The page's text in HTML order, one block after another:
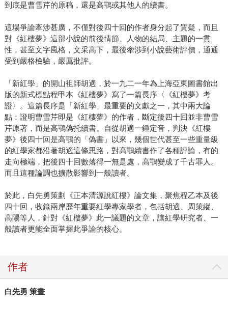
到底是曹雪芹的原稿，還是高鶚或其他人的續書。
這場爭論牽涉甚廣，不僅對後四十回的作者身分起了質疑，而且
對《紅樓夢》這部小說的前後情節、人物的結局、主題的一貫
性，甚至文字風格，文采高下，最後牽涉到小說藝術評價，通通
受到嚴格檢驗，嚴厲批評。
「新紅學」的開山袓師胡適，於一九二一年為上海亞東圖書館出
版的新式標點程甲本《紅樓夢》寫了一篇長序〈《紅樓夢》考
證〉。這篇長序是「新紅學」最重要的文獻之一，其中兩大論
點：證明曹雪芹即是《紅樓夢》的作者，斷定後四十回並非曹雪
芹原著，而是高鶚偽托續書。自從胡適一錘定音，判決《紅樓
夢》後四十回是高鶚的「偽書」以來，幾個世代甚至一些重量級
的紅學家都沿著胡適這條思路，對高鶚續書作了各種評論，有的
走向極端，把後四十回數落得一無是處，高鶚變成了千古罪人。
而且這種論調也擴散影響到一般讀者。
於此，白先勇策劃《正本清源說紅樓》論文集，聚焦程乙本及後
四十回，收錄兩岸歷年重要紅學專家學者，包括胡適、周策縱、
高陽等人，針對《紅樓夢》此一議題的文章，讓紅學研究者、一
般讀者更能全面掌握此爭論的核心。
作者
白先勇 策畫